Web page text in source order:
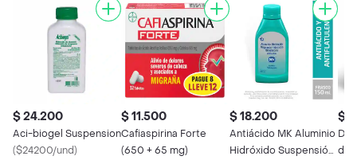
$ 24.200
Aci-biogel Suspension
($24200/und)
$ 11.500
Cafiaspirina Forte
(650 + 65 mg)
$ 18.200
Antiácido MK Aluminio
Hidróxido Suspensión
$
de